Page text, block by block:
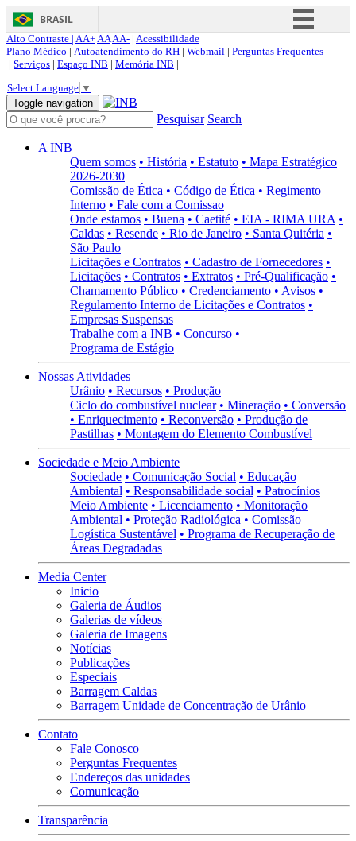
BRASIL
Simplifique!
Acesso à informação
Canais
Alto Contraste | AA+AAAA- | Acessibilidade
Plano Médico | Autoatendimento do RH | Webmail | Perguntas Frequentes
| Serviços | Espaço INB | Memória INB |
Select Language ▼
Toggle navigation
Pesquisar Search
A INB
Quem somos • História • Estatuto • Mapa Estratégico
2026-2030
Comissão de Ética • Código de Ética • Regimento
Interno • Fale com a Comissao
Onde estamos • Buena • Caetité • EIA - RIMA URA •
Caldas • Resende • Rio de Janeiro • Santa Quitéria •
São Paulo
Licitações e Contratos • Cadastro de Fornecedores •
Licitações • Contratos • Extratos • Pré-Qualificação •
Chamamento Público • Credenciamento • Avisos •
Regulamento Interno de Licitações e Contratos •
Empresas Suspensas
Trabalhe com a INB • Concurso •
Programa de Estágio
Nossas Atividades
Urânio • Recursos • Produção
Ciclo do combustível nuclear • Mineração • Conversão
• Enriquecimento • Reconversão • Produção de
Pastilhas • Montagem do Elemento Combustível
Sociedade e Meio Ambiente
Sociedade • Comunicação Social • Educação
Ambiental • Responsabilidade social • Patrocínios
Meio Ambiente • Licenciamento • Monitoração
Ambiental • Proteção Radiológica • Comissão
Logística Sustentável • Programa de Recuperação de
Áreas Degradadas
Media Center
Inicio
Galeria de Áudios
Galerias de vídeos
Galeria de Imagens
Notícias
Publicações
Especiais
Barragem Caldas
Barragem Unidade de Concentração de Urânio
Contato
Fale Conosco
Perguntas Frequentes
Endereços das unidades
Comunicação
Transparência